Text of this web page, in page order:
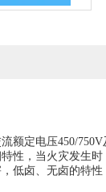
额定电压450/
性，当火灾发生
低卤、无卤的特